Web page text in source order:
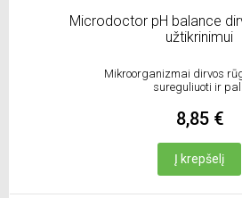
Microdoctor pH balance
užtikrinimui
Mikroorganizmai dirvos
sureguliuoti ir pal..
8,85 €
Į krepšelį